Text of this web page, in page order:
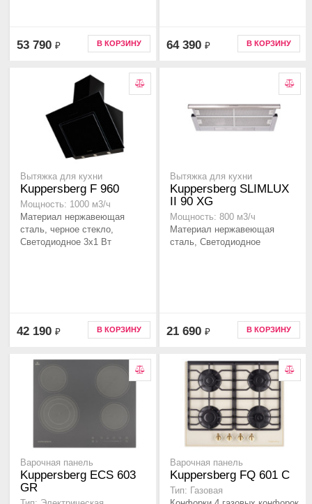
53 790 ₽ В КОРЗИНУ 64 390 ₽ В КОРЗИНУ
Вытяжка для кухни
Kuppersberg F 960
Мощность: 1000 м3/ч
Материал нержавеющая
сталь, черное стекло,
Светодиодное 3х1 Вт
42 190 ₽ В КОРЗИНУ
Вытяжка для кухни
Kuppersberg SLIMLUX
II 90 XG
Мощность: 800 м3/ч
Материал нержавеющая
сталь, Светодиодное
21 690 ₽ В КОРЗИНУ
Варочная панель
Kuppersberg ECS 603
GR
Варочная панель
Kuppersberg FQ 601 C
Тип: Газовая